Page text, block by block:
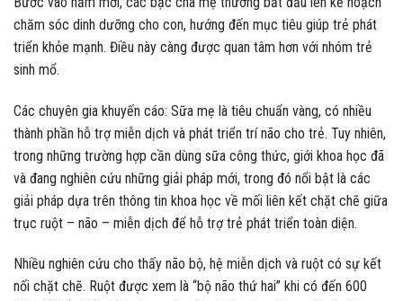
chăm sóc dinh dưỡng cho con, hướng đến mục tiêu giúp trẻ phát
triển khỏe mạnh. Điều này càng được quan tâm hơn với nhóm trẻ
sinh mổ.
Các chuyên gia khuyến cáo: Sữa mẹ là tiêu chuẩn vàng, có nhiều
thành phần hỗ trợ miễn dịch và phát triển trí não cho trẻ. Tuy nhiên,
trong những trường hợp cần dùng sữa công thức, giới khoa học đã
và đang nghiên cứu những giải pháp mới, trong đó nổi bật là các
giải pháp dựa trên thông tin khoa học về mối liên kết chặt chẽ giữa
trục ruột – não – miễn dịch để hỗ trợ trẻ phát triển toàn diện.
Nhiều nghiên cứu cho thấy não bộ, hệ miễn dịch và ruột có sự kết
nối chặt chẽ. Ruột được xem là “bộ não thứ hai” khi có đến 600